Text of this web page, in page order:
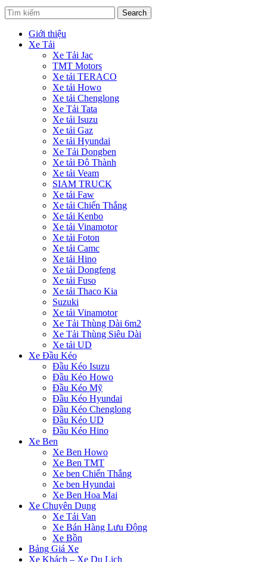
Search
Giới thiệu
Xe Tải
Xe Tải Jac
TMT Motors
Xe tải TERACO
Xe tải Howo
Xe tải Chenglong
Xe Tải Tata
Xe tải Isuzu
Xe tải Gaz
Xe tải Hyundai
Xe Tải Dongben
Xe tải Đô Thành
Xe tải Veam
SIAM TRUCK
Xe tải Faw
Xe tải Chiến Thắng
Xe tải Kenbo
Xe tải Vinamotor
Xe tải Foton
Xe tải Camc
Xe tải Hino
Xe tải Dongfeng
Xe tải Fuso
Xe tải Thaco Kia
Suzuki
Xe tải Vinamotor
Xe Tải Thùng Dài 6m2
Xe Tải Thùng Siêu Dài
Xe tải UD
Xe Đầu Kéo
Đầu Kéo Isuzu
Đầu Kéo Howo
Đầu Kéo Mỹ
Đầu Kéo Hyundai
Đầu Kéo Chenglong
Đầu Kéo UD
Đầu Kéo Hino
Xe Ben
Xe Ben Howo
Xe Ben TMT
Xe ben Chiến Thắng
Xe ben Hyundai
Xe Ben Hoa Mai
Xe Chuyên Dụng
Xe Tải Van
Xe Bán Hàng Lưu Động
Xe Bồn
Bảng Giá Xe
Xe Khách – Xe Du Lịch